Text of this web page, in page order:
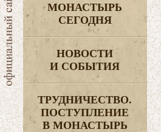
МОНАСТЫРЬ
СЕГОДНЯ
НОВОСТИ
И СОБЫТИЯ
ТРУДНИЧЕСТВО.
ПОСТУПЛЕНИЕ
В МОНАСТЫРЬ